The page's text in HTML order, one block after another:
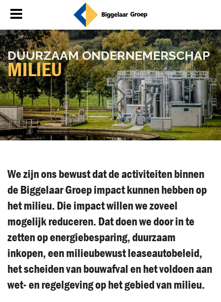
DUUR­ZAAM ON­DER­NE­MER­SCHAP
MI­LI­EU
We zijn ons bewust dat de activiteiten binnen
de Biggelaar Groep impact kunnen hebben op
het milieu. Die impact willen we zoveel
mogelijk reduceren. Dat doen we door in te
zetten op energiebesparing, duurzaam
inkopen, een milieubewust leaseautobeleid,
het scheiden van bouwafval en het voldoen aan
wet- en regelgeving op het gebied van milieu.